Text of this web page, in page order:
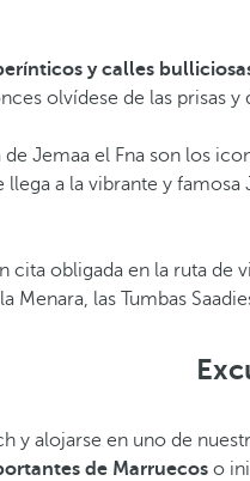
y calles
olvídese de las prisas
de Jemaa el Fna son los
a la vibrante y
cita obligada en la ruta
Menara, las Tumbas
y alojarse en uno de
de Marruecos o